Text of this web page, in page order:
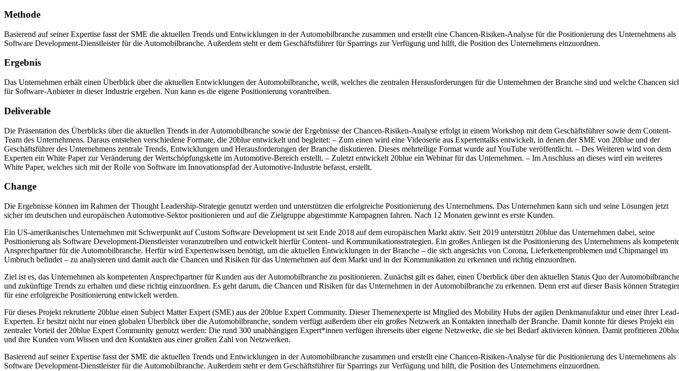
Methode
Basierend auf seiner Expertise fasst der SME die aktuellen Trends und Entwicklungen in der Automobilbranche zusammen und erstellt eine Chancen-Risiken-Analyse für die Positionierung des Unternehmens als
Software Development-Dienstleister für die Automobilbranche. Außerdem steht er dem Geschäftsführer für Sparrings zur Verfügung und hilft, die Position des Unternehmens einzuordnen.
Ergebnis
Das Unternehmen erhält einen Überblick über die aktuellen Entwicklungen der Automobilbranche, weiß, welches die zentralen Herausforderungen für die Unternehmen der Branche sind und welche Chancen
für Software-Anbieter in dieser Industrie ergeben. Nun kann es die eigene Positionierung vorantreiben.
Deliverable
Die Präsentation des Überblicks über die aktuellen Trends in der Automobilbranche sowie der Ergebnisse der Chancen-Risiken-Analyse erfolgt in einem Workshop mit dem Geschäftsführer sowie dem Content-
Team des Unternehmens. Daraus entstehen verschiedene Formate, die 20blue entwickelt und begleitet: – Zum einen wird eine Videoserie aus Expertentalks entwickelt, in denen der SME von 20blue und der
Geschäftsführer des Unternehmens zentrale Trends, Entwicklungen und Herausforderungen der Branche diskutieren. Dieses mehrteilige Format wurde auf YouTube veröffentlicht. – Des Weiteren wird von dem
Experten ein White Paper zur Veränderung der Wertschöpfungskette im Automotive-Bereich erstellt. – Zuletzt entwickelt 20blue ein Webinar für das Unternehmen. – Im Anschluss an dieses wird ein weiteres
White Paper, welches sich mit der Rolle von Software im Innovationspfad der Automotive-Industrie befasst, erstellt.
Change
Die Ergebnisse können im Rahmen der Thought Leadership-Strategie genutzt werden und unterstützen die erfolgreiche Positionierung des Unternehmens. Das Unternehmen kann sich und seine Lösungen jetzt
sicher im deutschen und europäischen Automotive-Sektor positionieren und auf die Zielgruppe abgestimmte Kampagnen fahren. Nach 12 Monaten gewinnt es erste Kunden.
Ein US-amerikanisches Unternehmen mit Schwerpunkt auf Custom Software Development ist seit Ende 2018 auf dem europäischen Markt aktiv. Seit 2019 unterstützt 20blue das Unternehmen dabei, seine
Positionierung als Software Development-Dienstleister voranzutreiben und entwickelt hierfür Content- und Kommunikationsstrategien. Ein großes Anliegen ist die Positionierung des Unternehmens als
Ansprechpartner für die Automobilbranche. Herfür wird Expertenwissen benötigt, um die aktuellen Entwicklungen in der Branche – die sich angesichts von Corona, Lieferkettenproblemen und Chipmangel im
Umbruch befindet – zu analysieren und damit auch die Chancen und Risiken für das Unternehmen auf dem Markt und in der Kommunikation zu erkennen und richtig einzuordnen.
Ziel ist es, das Unternehmen als kompetenten Ansprechpartner für Kunden aus der Automobilbranche zu positionieren. Zunächst gilt es daher, einen Überblick über den aktuellen Status Quo der Automobilbranche
und zukünftige Trends zu erhalten und diese richtig einzuordnen. Es geht darum, die Chancen und Risiken für das Unternehmen in der Automobilbranche zu erkennen. Denn erst auf dieser Basis können
für eine erfolgreiche Positionierung entwickelt werden.
Für dieses Projekt rekrutierte 20blue einen Subject Matter Expert (SME) aus der 20blue Expert Community. Dieser Themenexperte ist Mitglied des Mobility Hubs der agilen Denkmanufaktur und einer ihrer Lead-
Experten. Er besitzt nicht nur einen globalen Überblick über die Automobilbranche, sondern verfügt außerdem über ein großes Netzwerk an Kontakten innerhalb der Branche. Damit konnte für dieses Projekt ein
zentraler Vorteil der 20blue Expert Community genutzt werden: Die rund 300 unabhängigen Expert*innen verfügen ihrerseits über eigene Netzwerke, die sie bei Bedarf aktivieren können. Damit profitieren
und ihre Kunden vom Wissen und den Kontakten aus einer großen Zahl von Netzwerken.
Basierend auf seiner Expertise fasst der SME die aktuellen Trends und Entwicklungen in der Automobilbranche zusammen und erstellt eine Chancen-Risiken-Analyse für die Positionierung des Unternehmens als
Software Development-Dienstleister für die Automobilbranche. Außerdem steht er dem Geschäftsführer für Sparrings zur Verfügung und hilft, die Position des Unternehmens einzuordnen.